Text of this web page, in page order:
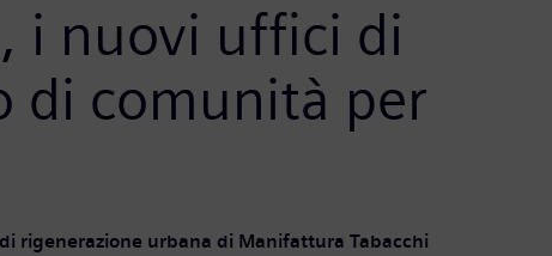
i nuovi uffici di
di comunità per
rigenerazione urbana di Manifattura Tabacchi